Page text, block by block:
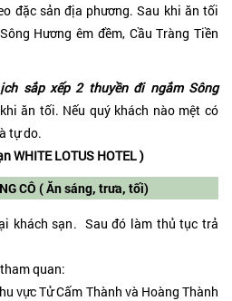
đặc sản địa phương. Sau khi ăn tối
Hương êm đềm, Cầu Tràng Tiền
sắp xếp 2 thuyền đi ngắm Sông
ăn tối. Nếu quý khách nào mệt có
tự do.
WHITE LOTUS HOTEL )
CÔ ( Ăn sáng, trưa, tối)
khách sạn. Sau đó làm thủ tục trả
quan:
vực Tử Cấm Thành và Hoàng Thành